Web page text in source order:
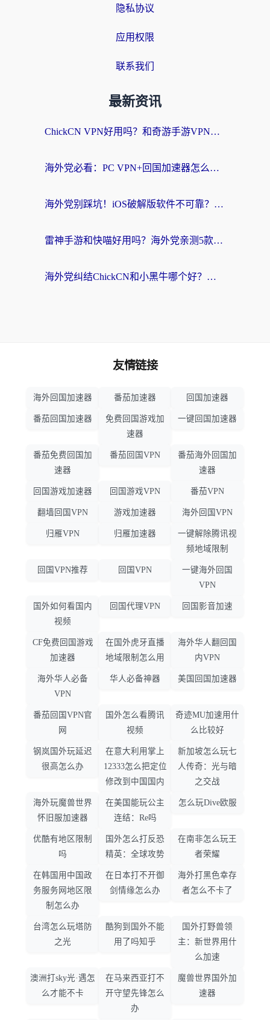
隐私协议
应用权限
联系我们
最新资讯
ChickCN VPN好用吗？和奇游手游VPN对比哪个回国效果更好？海外党亲测实用指南
海外党必看：PC VPN+回国加速器怎么选？无缝访问国内资源全攻略
海外党别踩坑！iOS破解版软件不可靠？教你选对回国加速器无缝看国内资源
雷神手游和快喵好用吗？海外党亲测5款回国加速器，附斧牛Bling对比+微信视频号解决办法
海外党纠结ChickCN和小黑牛哪个好？一篇帮你选对回国加速器的实用指南
友情链接
海外回国加速器 番茄加速器 回国加速器
番茄回国加速器
免费回国游戏加
速器
一键回国加速器
番茄免费回国加
速器
番茄回国VPN
番茄海外回国加
速器
回国游戏加速器 回国游戏VPN 番茄VPN
翻墙回国VPN 游戏加速器 海外回国VPN
归雁VPN 归雁加速器
一键解除腾讯视
频地域限制
回国VPN推荐 回国VPN
一键海外回国
VPN
国外如何看国内
视频
回国代理VPN 回国影音加速
CF免费回国游戏
加速器
在国外虎牙直播
地域限制怎么用
海外华人翻回国
内VPN
海外华人必备
VPN
华人必备神器 美国回国加速器
番茄回国VPN官
网
国外怎么看腾讯
视频
奇迹MU加速用什
么比较好
钢岚国外玩延迟
很高怎么办
在意大利用掌上
12333怎么把定位
修改到中国国内
新加坡怎么玩七
人传奇：光与暗
之交战
海外玩魔兽世界
怀旧服加速器
在美国能玩公主
连结：Re吗
怎么玩Dive欧服
优酷有地区限制
吗
国外怎么打反恐
精英：全球攻势
在南非怎么玩王
者荣耀
在韩国用中国政
务服务网地区限
制怎么办
在日本打不开御
剑情缘怎么办
海外打黑色幸存
者怎么不卡了
台湾怎么玩塔防
之光
酷狗到国外不能
用了吗知乎
国外打野兽领
主：新世界用什
么加速
澳洲打sky光·遇怎
么才能不卡
在马来西亚打不
开守望先锋怎么
办
魔兽世界国外加
速器